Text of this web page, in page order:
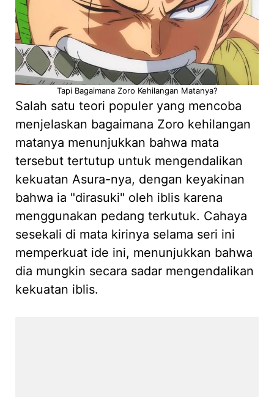
Tapi Bagaimana Zoro Kehilangan Matanya?
Salah satu teori populer yang mencoba
menjelaskan bagaimana Zoro kehilangan
matanya menunjukkan bahwa mata
tersebut tertutup untuk mengendalikan
kekuatan Asura-nya, dengan keyakinan
bahwa ia "dirasuki" oleh iblis karena
menggunakan pedang terkutuk. Cahaya
sesekali di mata kirinya selama seri ini
memperkuat ide ini, menunjukkan bahwa
dia mungkin secara sadar mengendalikan
kekuatan iblis.